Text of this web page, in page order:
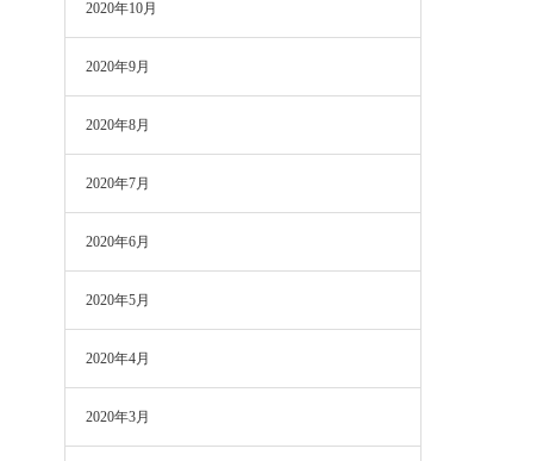
2020年10月
2020年9月
2020年8月
2020年7月
2020年6月
2020年5月
2020年4月
2020年3月